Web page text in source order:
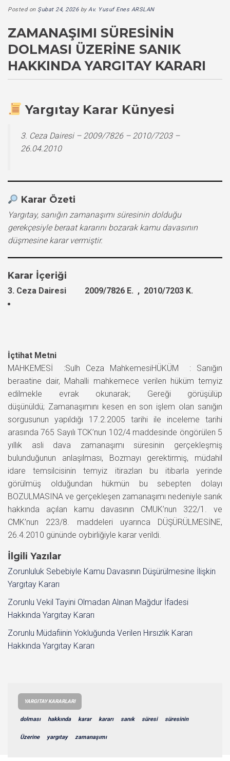
Posted on Şubat 24, 2026byAv. Yusuf Enes ARSLAN
ZAMANAŞIMI SÜRESININ
DOLMASI ÜZERINE SANIK
HAKKINDA YARGITAY KARARI
Yargıtay Karar Künyesi
3. Ceza Dairesi – 2009/7826 – 2010/7203 –
26.04.2010
Karar Özeti
Yargıtay, sanığın zamanaşımı süresinin dolduğu
gerekçesiyle beraat kararını bozarak kamu davasının
düşmesine karar vermiştir.
Karar İçeriği
3. Ceza Dairesi 2009/7826 E. , 2010/7203 K.
İçtihat Metni
MAHKEMESİ :Sulh Ceza MahkemesiHÜKÜM : Sanığın
beraatine dair, Mahalli mahkemece verilen hüküm temyiz
edilmekle evrak okunarak; Gereği görüşülüp
düşünüldü; Zamanaşımını kesen en son işlem olan sanığın
sorgusunun yapıldığı 17.2.2005 tarihi ile inceleme tarihi
arasında 765 Sayılı TCK’nun 102/4 maddesinde öngörülen 5
yıllık asli dava zamanaşımı süresinin gerçekleşmiş
bulunduğunun anlaşılması, Bozmayı gerektirmiş, müdahil
idare temsilcisinin temyiz itirazları bu itibarla yerinde
görülmüş olduğundan hükmün bu sebepten dolayı
BOZULMASINA ve gerçekleşen zamanaşımı nedeniyle sanık
hakkında açılan kamu davasının CMUK’nun 322/1. ve
CMK’nun 223/8. maddeleri uyarınca DÜŞÜRÜLMESİNE,
26.4.2010 gününde oybirliğiyle karar verildi.
İlgili Yazılar
Zorunluluk Sebebiyle Kamu Davasının Düşürülmesine İlişkin
Yargıtay Kararı
Zorunlu Vekil Tayini Olmadan Alınan Mağdur İfadesi
Hakkında Yargıtay Kararı
Zorunlu Müdafiinin Yokluğunda Verilen Hırsızlık Kararı
Hakkında Yargıtay Kararı
YARGITAY KARARLARI
dolması hakkında karar kararı sanık süresi süresinin
Üzerine yargıtay zamanaşımı